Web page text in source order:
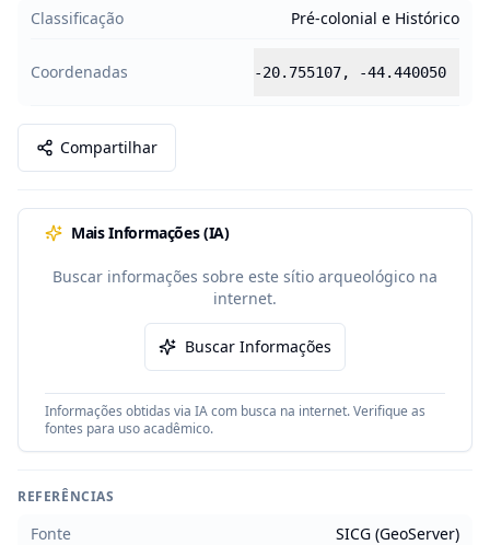
Classificação Pré-colonial e Histórico
Coordenadas -20.755107, -44.440050
Compartilhar
Mais Informações (IA)
Buscar informações sobre este sítio arqueológico na
internet.
Buscar Informações
Informações obtidas via IA com busca na internet. Verifique as
fontes para uso acadêmico.
REFERÊNCIAS
Fonte SICG (GeoServer)